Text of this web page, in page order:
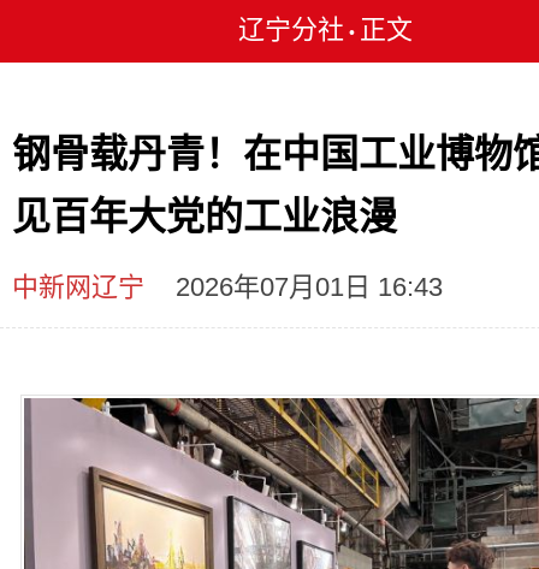
辽宁分社 • 正文
钢骨载丹青！在中国工业博物
见百年大党的工业浪漫
中新网辽宁 2026年07月01日 16:43